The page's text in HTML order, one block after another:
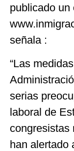
publicado un
señala :
“Las
serias
laboral de
congresistas
han alertado